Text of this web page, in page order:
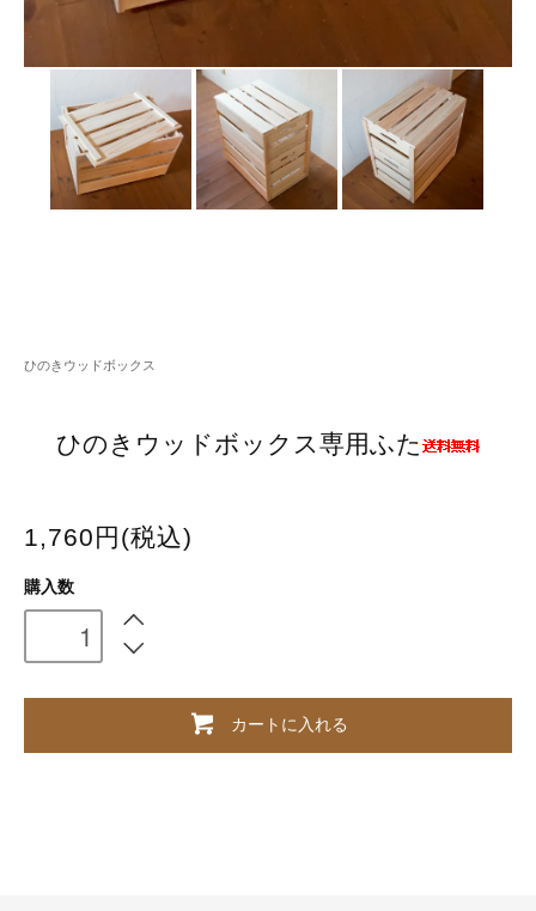
ひのきウッドボックス
ひのきウッドボックス専用ふた
1,760円(税込)
購入数
カートに入れる